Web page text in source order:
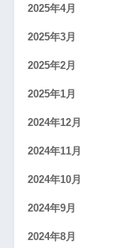
2025年4月
2025年3月
2025年2月
2025年1月
2024年12月
2024年11月
2024年10月
2024年9月
2024年8月